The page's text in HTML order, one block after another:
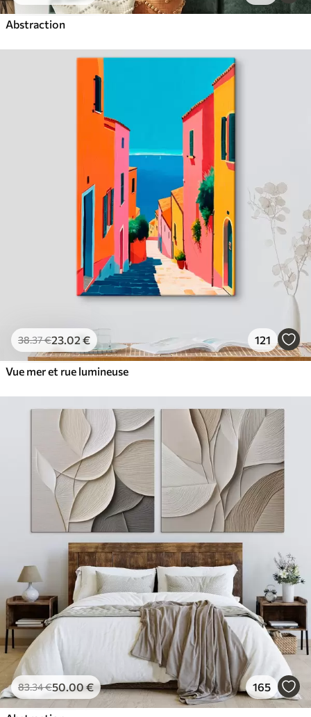
Abstraction
38.37€23.02 € 121
Vue mer et rue lumineuse
83.34€50.00€ 165